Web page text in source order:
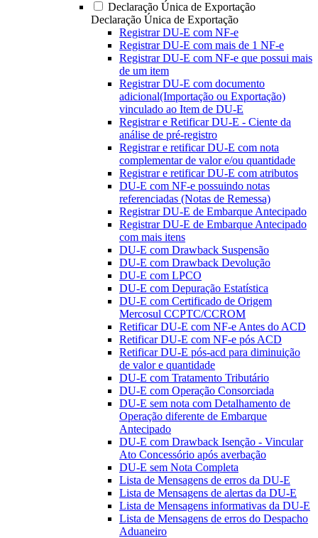
Declaração Única de Exportação
Declaração Única de Exportação
Registrar DU-E com NF-e
Registrar DU-E com mais de 1 NF-e
Registrar DU-E com NF-e que possui mais
de um item
Registrar DU-E com documento
adicional(Importação ou Exportação)
vinculado ao Item de DU-E
Registrar e Retificar DU-E - Ciente da
análise de pré-registro
Registrar e retificar DU-E com nota
complementar de valor e/ou quantidade
Registrar e retificar DU-E com atributos
DU-E com NF-e possuindo notas
referenciadas (Notas de Remessa)
Registrar DU-E de Embarque Antecipado
Registrar DU-E de Embarque Antecipado
com mais itens
DU-E com Drawback Suspensão
DU-E com Drawback Devolução
DU-E com LPCO
DU-E com Depuração Estatística
DU-E com Certificado de Origem
Mercosul CCPTC/CCROM
Retificar DU-E com NF-e Antes do ACD
Retificar DU-E com NF-e pós ACD
Retificar DU-E pós-acd para diminuição
de valor e quantidade
DU-E com Tratamento Tributário
DU-E com Operação Consorciada
DU-E sem nota com Detalhamento de
Operação diferente de Embarque
Antecipado
DU-E com Drawback Isenção - Vincular
Ato Concessório após averbação
DU-E sem Nota Completa
Lista de Mensagens de erros da DU-E
Lista de Mensagens de alertas da DU-E
Lista de Mensagens informativas da DU-E
Lista de Mensagens de erros do Despacho
Aduaneiro